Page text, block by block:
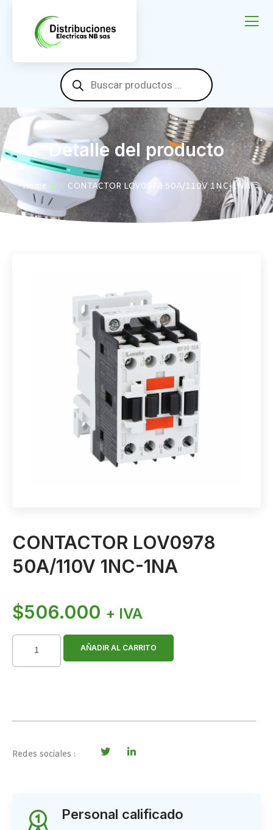
Detalle del producto
Home CONTACTOR LOV0978 50A/110V 1NC-1NA
CONTACTOR LOV0978
50A/110V 1NC-1NA
$506.000 + IVA
AÑADIR AL CARRITO
Redes sociales :
Personal calificado